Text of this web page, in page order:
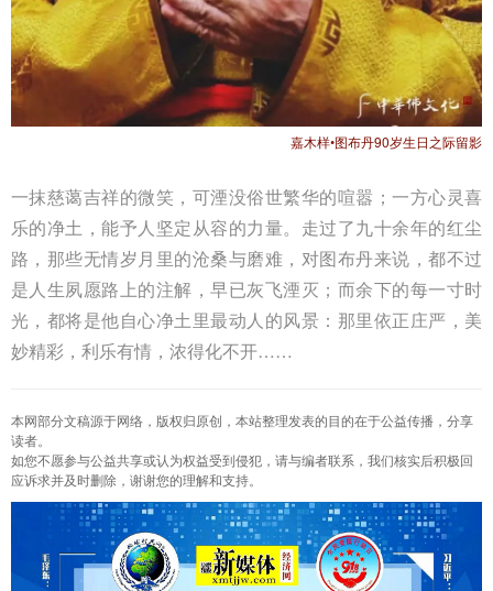
嘉木样•图布丹90岁生日之际留影
一抹慈蔼吉祥的微笑，可湮没俗世繁华的喧嚣；一方心灵喜
乐的净土，能予人坚定从容的力量。走过了九十余年的红尘
路，那些无情岁月里的沧桑与磨难，对图布丹来说，都不过
是人生夙愿路上的注解，早已灰飞湮灭；而余下的每一寸时
光，都将是他自心净土里最动人的风景：那里依正庄严，美
妙精彩，利乐有情，浓得化不开……
本网部分文稿源于网络，版权归原创，本站整理发表的目的在于公益传播，分享
读者。
如您不愿参与公益共享或认为权益受到侵犯，请与编者联系，我们核实后积极回
应诉求并及时删除，谢谢您的理解和支持。